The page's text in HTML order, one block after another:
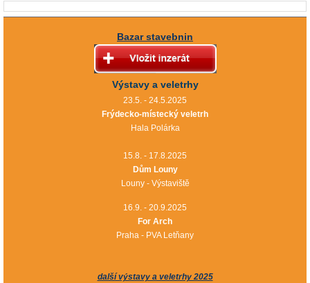
Bazar stavebnin
Výstavy a veletrhy
23.5. - 24.5.2025
Frýdecko-místecký veletrh
Hala Polárka
15.8. - 17.8.2025
Dům Louny
Louny - Výstaviště
16.9. - 20.9.2025
For Arch
Praha - PVA Letňany
další výstavy a veletrhy 2025